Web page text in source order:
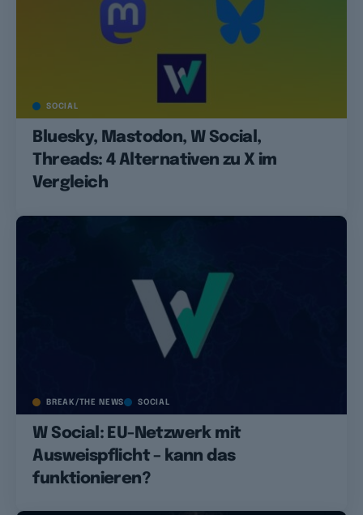
SOCIAL
Bluesky, Mastodon, W Social,
Threads: 4 Alternativen zu X im
Vergleich
BREAK/THE NEWS SOCIAL
W Social: EU-Netzwerk mit
Ausweispflicht – kann das
funktionieren?